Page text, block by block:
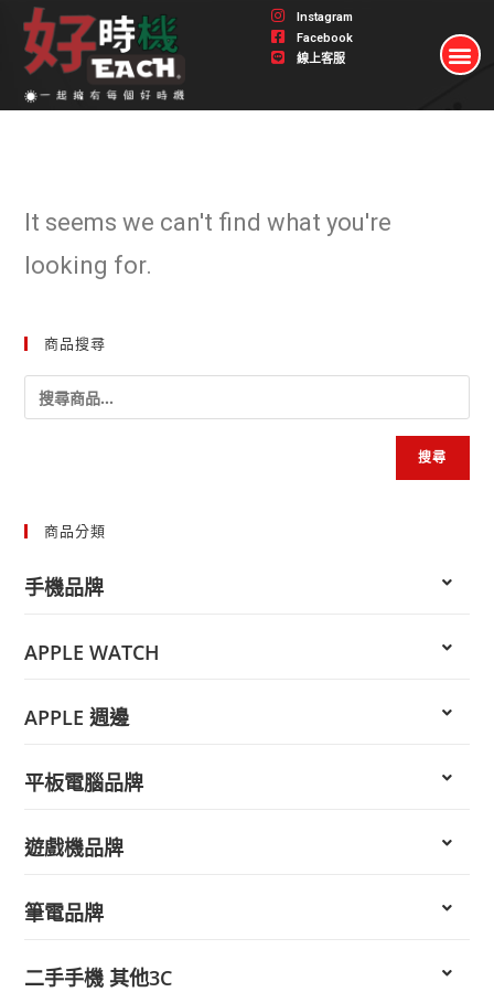
Instagram
Facebook
線上客服
It seems we can't find what you're
looking for.
商品搜尋
搜尋
商品分類
手機品牌
APPLE WATCH
APPLE 週邊
平板電腦品牌
遊戲機品牌
筆電品牌
二手手機 其他3C